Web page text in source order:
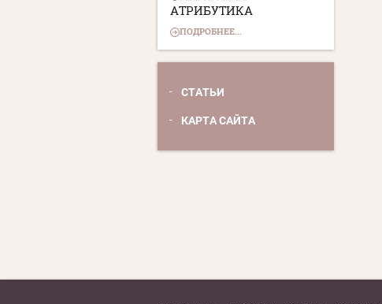
АТРИБУТИКА
ПОДРОБНЕЕ...
СТАТЬИ
КАРТА САЙТА